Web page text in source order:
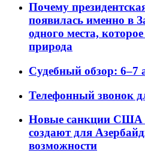
Почему
появилась именно в
одного места,
природа
Судебный обзор: 6–7
Телефонный звонок
Новые санкции США
создают для
возможности